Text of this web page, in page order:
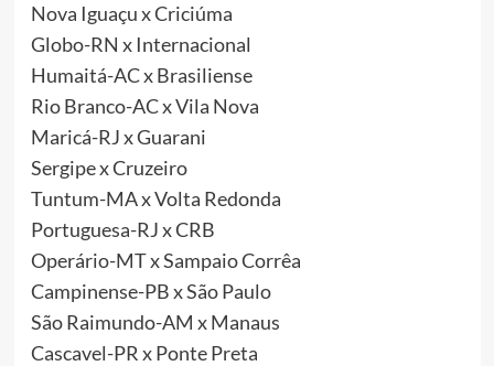
Nova Iguaçu x Criciúma
Globo-RN x Internacional
Humaitá-AC x Brasiliense
Rio Branco-AC x Vila Nova
Maricá-RJ x Guarani
Sergipe x Cruzeiro
Tuntum-MA x Volta Redonda
Portuguesa-RJ x CRB
Operário-MT x Sampaio Corrêa
Campinense-PB x São Paulo
São Raimundo-AM x Manaus
Cascavel-PR x Ponte Preta